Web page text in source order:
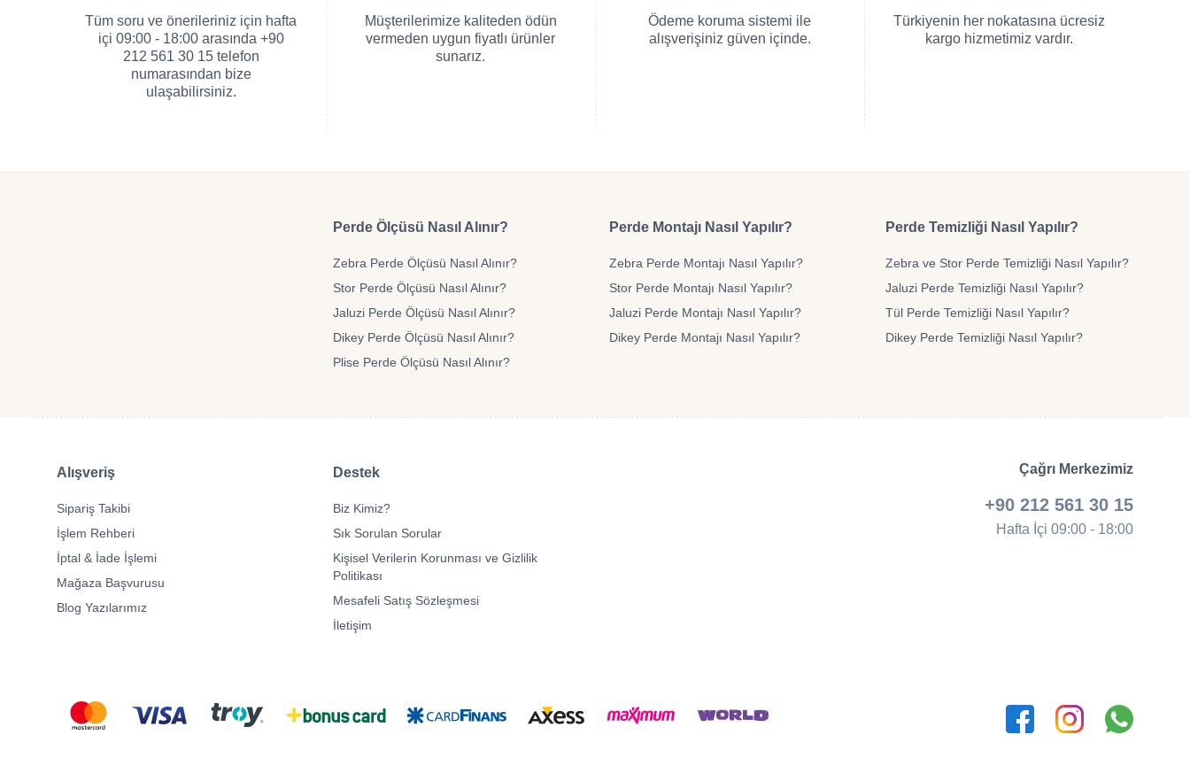
Tüm soru ve önerileriniz için hafta
içi 09:00 - 18:00 arasında +90
212 561 30 15 telefon
numarasından bize
ulaşabilirsiniz.
Müşterilerimize kaliteden ödün
vermeden uygun fiyatlı ürünler
sunarız.
Ödeme koruma sistemi ile
alışverişiniz güven içinde.
Türkiyenin her nokatasına ücresiz
kargo hizmetimiz vardır.
Perde Ölçüsü Nasıl Alınır?
Zebra Perde Ölçüsü Nasıl Alınır?
Stor Perde Ölçüsü Nasıl Alınır?
Jaluzi Perde Ölçüsü Nasıl Alınır?
Dikey Perde Ölçüsü Nasıl Alınır?
Plise Perde Ölçüsü Nasıl Alınır?
Perde Montajı Nasıl Yapılır?
Zebra Perde Montajı Nasıl Yapılır?
Stor Perde Montajı Nasıl Yapılır?
Jaluzi Perde Montajı Nasıl Yapılır?
Dikey Perde Montajı Nasıl Yapılır?
Perde Temizliği Nasıl Yapılır?
Zebra ve Stor Perde Temizliği Nasıl Yapılır?
Jaluzi Perde Temizliği Nasıl Yapılır?
Tül Perde Temizliği Nasıl Yapılır?
Dikey Perde Temizliği Nasıl Yapılır?
Alışveriş
Sipariş Takibi
İşlem Rehberi
İptal & İade İşlemi
Mağaza Başvurusu
Blog Yazılarımız
Destek
Biz Kimiz?
Sık Sorulan Sorular
Kişisel Verilerin Korunması ve Gizlilik
Politikası
Mesafeli Satış Sözleşmesi
İletişim
Çağrı Merkezimiz
+90 212 561 30 15
Hafta İçi 09:00 - 18:00